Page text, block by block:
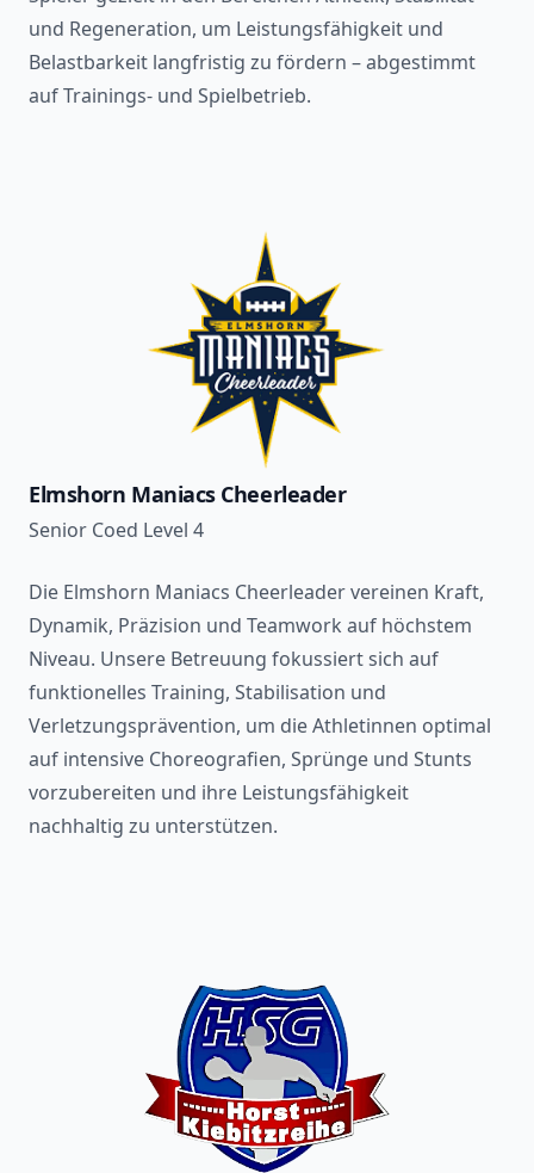
und Regeneration, um Leistungsfähigkeit und
Belastbarkeit langfristig zu fördern – abgestimmt
auf Trainings- und Spielbetrieb.
Elmshorn Maniacs Cheerleader
Senior Coed Level 4
Die Elmshorn Maniacs Cheerleader vereinen Kraft,
Dynamik, Präzision und Teamwork auf höchstem
Niveau. Unsere Betreuung fokussiert sich auf
funktionelles Training, Stabilisation und
Verletzungsprävention, um die Athletinnen optimal
auf intensive Choreografien, Sprünge und Stunts
vorzubereiten und ihre Leistungsfähigkeit
nachhaltig zu unterstützen.